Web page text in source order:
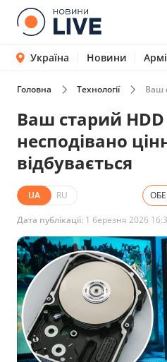
Україна Новини
Головна Технології Ваш
Ваш старий
несподівано
відбувається
UA RU
Дата публікації: 1 березня 2026